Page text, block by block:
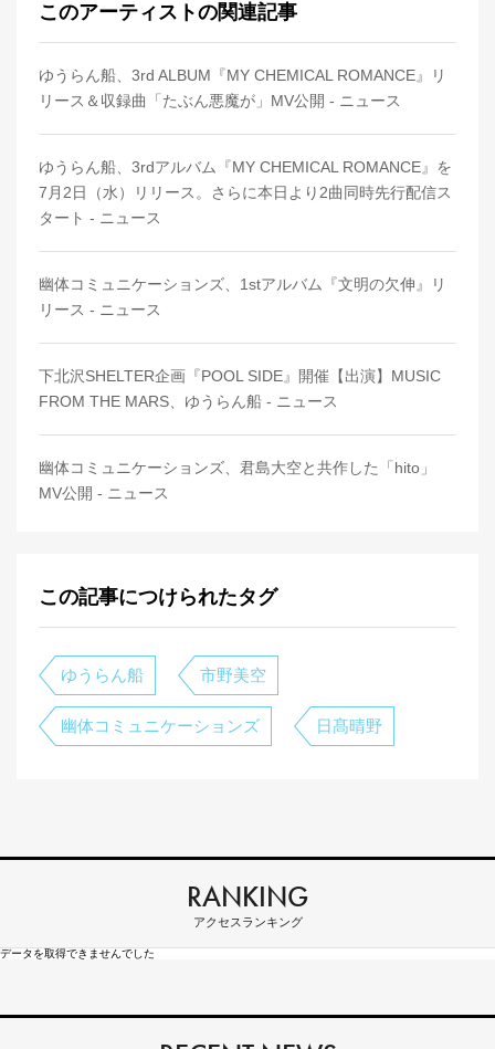
このアーティストの関連記事
ゆうらん船、3rd ALBUM『MY CHEMICAL ROMANCE』リ
リース＆収録曲「たぶん悪魔が」MV公開 - ニュース
ゆうらん船、3rdアルバム『MY CHEMICAL ROMANCE』を
7月2日（水）リリース。さらに本日より2曲同時先行配信ス
タート - ニュース
幽体コミュニケーションズ、1stアルバム『文明の欠伸』リ
リース - ニュース
下北沢SHELTER企画『POOL SIDE』開催【出演】MUSIC
FROM THE MARS、ゆうらん船 - ニュース
幽体コミュニケーションズ、君島大空と共作した「hito」
MV公開 - ニュース
この記事につけられたタグ
ゆうらん船 市野美空
幽体コミュニケーションズ 日髙晴野
RANKING
アクセスランキング
データを取得できませんでした